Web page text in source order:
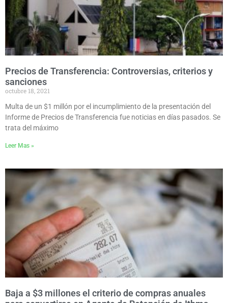
Precios de Transferencia: Controversias, criterios y
sanciones
octubre 18, 2021
Multa de un $1 millón por el incumplimiento de la presentación del
Informe de Precios de Transferencia fue noticias en días pasados. Se
trata del máximo
Leer Mas »
Baja a $3 millones el criterio de compras anuales